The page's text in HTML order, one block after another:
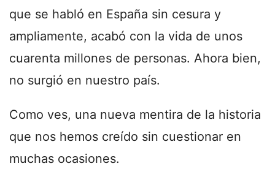
que se habló en España sin cesura y
ampliamente, acabó con la vida de unos
cuarenta millones de personas. Ahora bien,
no surgió en nuestro país.
Como ves, una nueva mentira de la historia
que nos hemos creído sin cuestionar en
muchas ocasiones.